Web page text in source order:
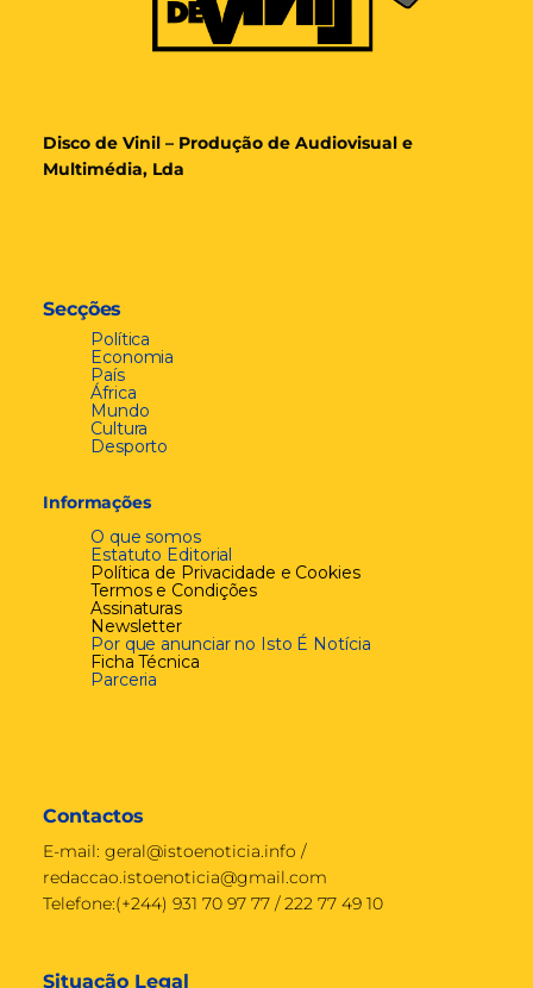
Disco de Vinil – Produção de Audiovisual e
Multimédia, Lda
Secções
Política
Economia
País
África
Mundo
Cultura
Desporto
Informações
O que somos
Estatuto Editorial
Política de Privacidade e Cookies
Termos e Condições
Assinaturas
Newsletter
Por que anunciar no Isto É Notícia
Ficha Técnica
Parceria
Contactos
E-mail: geral@istoenoticia.info /
redaccao.istoenoticia@gmail.com
Telefone:(+244) 931 70 97 77 / 222 77 49 10
Situação Legal